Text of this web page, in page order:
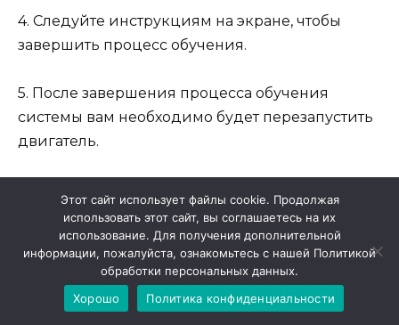
4. Следуйте инструкциям на экране, чтобы
завершить процесс обучения.
5. После завершения процесса обучения
системы вам необходимо будет перезапустить
двигатель.
функции автомобиля, чтобы удостовериться,
что система работает правильно.
После завершения процедуры обучения
системы автомобиля Mazda 6, вы можете быть
Этот сайт использует файлы cookie. Продолжая
использовать этот сайт, вы соглашаетесь на их
использование. Для получения дополнительной
информации, пожалуйста, ознакомьтесь с нашей Политикой
обработки персональных данных.
Хорошо
Политика конфиденциальности